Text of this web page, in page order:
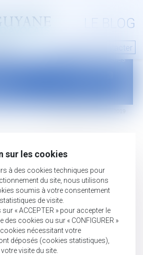
LE BLOG
Nous contacter
Cedex
35
Mentions légales
sur les cookies
à des cookies techniques pour
du site, nous utilisons
soumis à votre consentement
de visite.
« ACCEPTER » pour accepter le
des cookies ou sur « CONFIGURER »
nécessitant votre
déposés (cookies statistiques),
visite du site.